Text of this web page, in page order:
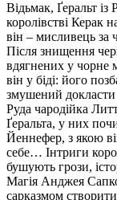
Відьмак, Ґеральт
королівстві Керак
він – мисливець за
Після знищення
вдягнених у чорне
він у біді: його
змушений
Руда чародійка
Ґеральта, у них
Йеннефер, з якою
себе… Інтриги
бушують грози,
Магія Анджея
сарказмом